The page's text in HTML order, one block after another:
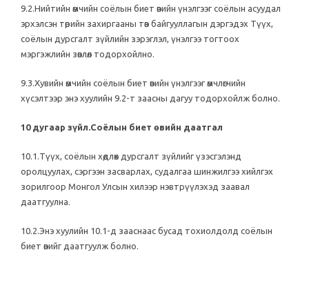
9.2.Нийтийн өмчийн соёлын биет өвийн үнэлгээг соёлын асуудал
эрхэлсэн төрийн захиргааны төв байгууллагын дэргэдэх Түүх,
соёлын дурсгалт зүйлийн зэрэглэл, үнэлгээ тогтоох
мэргэжлийн зөвлөл тодорхойлно.
9.3.Хувийн өмчийн соёлын биет өвийн үнэлгээг өмчлөгчийн
хүсэлтээр энэ хуулийн 9.2-т заасны дагуу тодорхойлж болно.
10 дугаар зүйл.Соёлын биет өвийн даатгал
10.1.Түүх, соёлын хөдлөх дурсгалт зүйлийг үзэсгэлэнд
оролцуулах, сэргээн засварлах, судалгаа шинжилгээ хийлгэх
зорилгоор Монгол Улсын хилээр нэвтрүүлэхэд заавал
даатгуулна.
10.2.Энэ хуулийн 10.1-д зааснаас бусад тохиолдолд соёлын
биет өвийг даатгуулж болно.